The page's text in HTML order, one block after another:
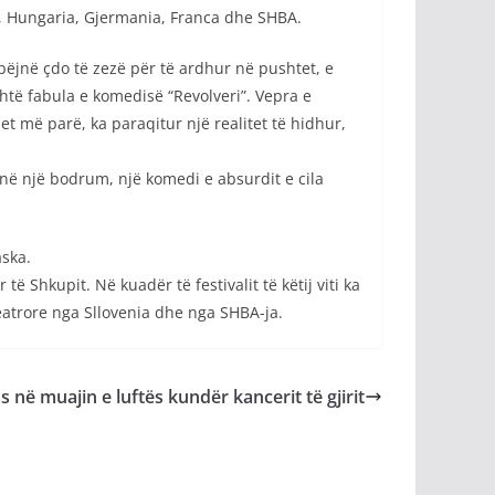
Gjermania, Franca dhe SHBA.
çdo të zezë për të ardhur në pushtet, e
fabula e komedisë “Revolveri”. Vepra e
më parë, ka paraqitur një realitet të hidhur,
një bodrum, një komedi e absurdit e cila
të Shkupit. Në kuadër të festivalit të këtij viti ka
nga Sllovenia dhe nga SHBA-ja.
në muajin e luftës kundër kancerit të gjirit